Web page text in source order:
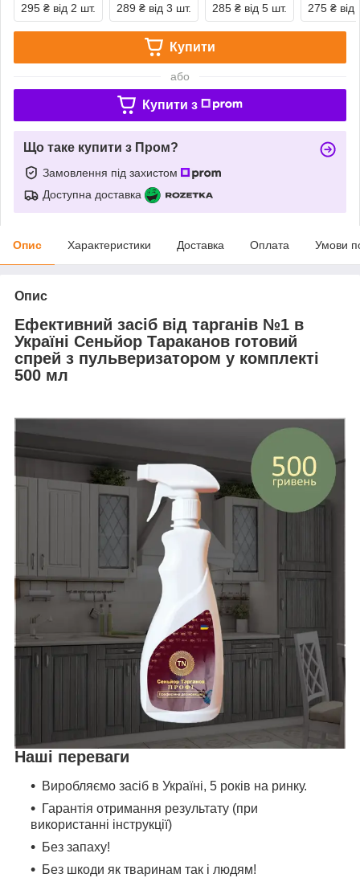
295 ₴ від 2 шт. 289 ₴ від 3 шт. 285 ₴ від 5 шт. 275 ₴ від
Купити
або
Купити з
Що таке купити з Пром?
Замовлення під захистом
Доступна доставка
Опис Характеристики Доставка Оплата Умови
Опис
Ефективний засіб від тарганів №1 в
Україні Сеньйор Тараканов готовий
спрей з пульверизатором у комплекті
500 мл
Наші переваги
Виробляємо засіб в Україні, 5 років на ринку.
Гарантія отримання результату (при
використанні інструкції)
Без запаху!
Без шкоди як тваринам так і людям!